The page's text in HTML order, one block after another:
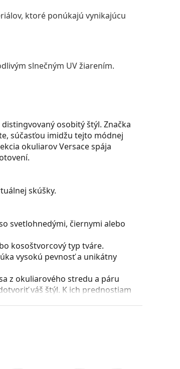
ktoré ponúkajú vynikajúcu
slnečným UV žiarením.
osobitý štýl. Značka
súčasťou imidžu tejto módnej
okuliarov Versace spája
skúšky.
svetlohnedými, čiernymi alebo
kosoštvorcový typ tváre.
vysokú pevnosť a unikátny
z okuliarového stredu a páru
váš štýl. K ich prednostiam
šošoviek, vrátane tých
sedielok by mal vždy
k ich poškodeniu alebo